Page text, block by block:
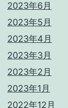
2023年6月
2023年5月
2023年4月
2023年3月
2023年2月
2023年1月
2022年12月